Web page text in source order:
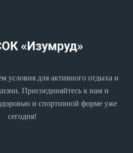
условия для активного отдыха и
Присоединяйтесь к нам и
и спортивной форме уже
сегодня!